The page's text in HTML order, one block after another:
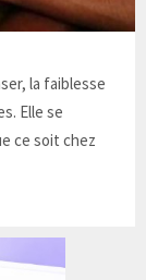
la faiblesse
Elle se
ce soit chez